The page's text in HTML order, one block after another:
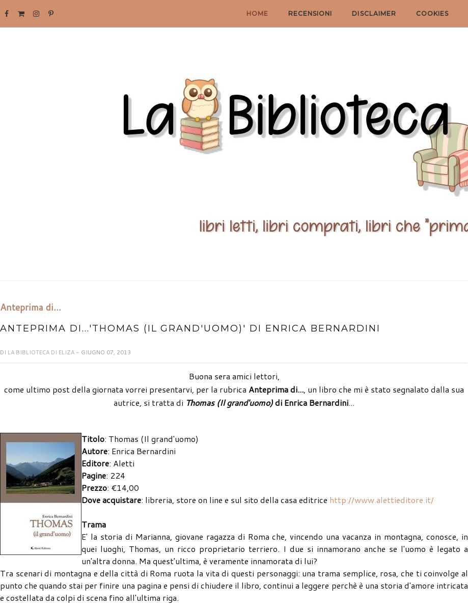
HOME RECENSIONI DISCLAIMER COOKIES
Anteprima di...
ANTEPRIMA DI...'THOMAS (IL GRAND'UOMO)' DI ENRICA BERNARDINI
DI LA BIBLIOTECA DI ELIZA - GIUGNO 07, 2013
Buona sera amici lettori,
come ultimo post della giornata vorrei presentarvi, per la rubrica Anteprima di..., un libro che mi è stato segnalato dalla sua
autrice, si tratta di Thomas (Il grand'uomo)di Enrica Bernardini...
Titolo: Thomas (Il grand'uomo)
Autore: Enrica Bernardini
Editore: Aletti
Pagine: 224
Prezzo: €14,00
Dove acquistare: libreria, store on line e sul sito della casa editrice http://www.alettieditore.it/
Trama
E' la storia di Marianna, giovane ragazza di Roma che, vincendo una vacanza in montagna, conosce, in
quei luoghi, Thomas, un ricco proprietario terriero. I due si innamorano anche se l'uomo è legato a
un'altra donna. Ma quest'ultima, è veramente innamorata di lui?
Tra scenari di montagna e della città di Roma ruota la vita di questi personaggi: una trama semplice, rosa, che ti coinvolge al
punto che quando stai per finire una pagina e pensi di chiudere il libro, continui a leggere perchè è una storia d'amore intricata
e costellata da colpi di scena fino all'ultima riga.